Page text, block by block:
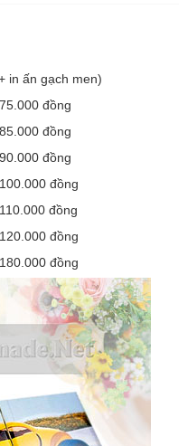
in ấn gạch men)
đồng
đồng
đồng
đồng
đồng
đồng
đồng